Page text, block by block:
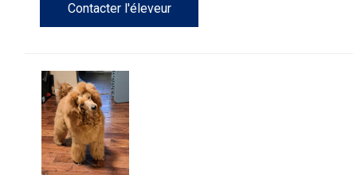
Contacter l'éleveur